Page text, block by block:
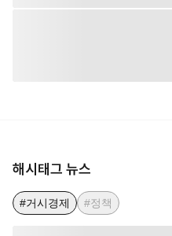
해시태그 뉴스
#거시경제 #정책